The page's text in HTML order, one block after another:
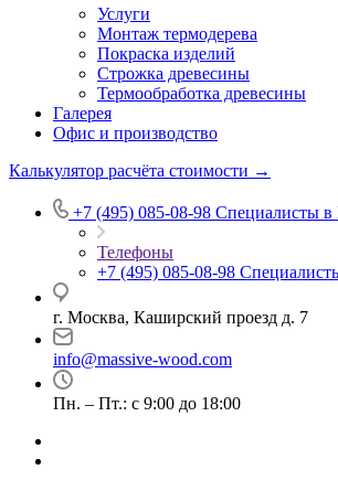
Услуги
Монтаж термодерева
Покраска изделий
Строжка древесины
Термообработка древесины
Галерея
Офис и производство
Калькулятор расчёта стоимости →
+7 (495) 085-08-98 Специалисты в
Телефоны
+7 (495) 085-08-98
г. Москва, Каширский проезд д. 7
info@massive-wood.com
Пн. – Пт.: с 9:00 до 18:00